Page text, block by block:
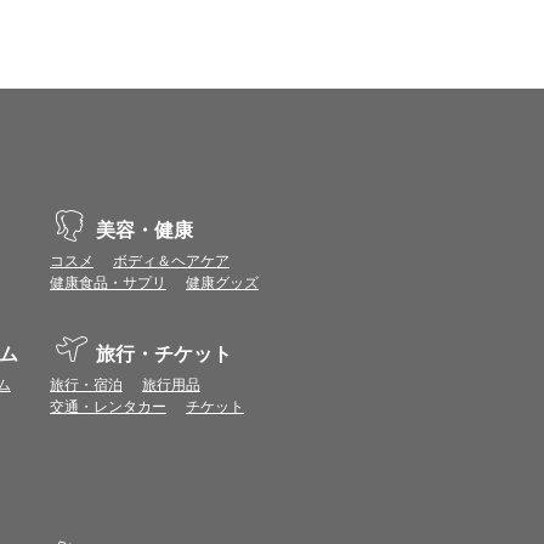
トまたは表示ポイント数をプレミアムポイ
があります。ポイント付与時期はショップご
ましては表示ポイント数と付与ポイント数
トは付きません。
ならない場合があります。
。
から再度ショップへアクセスしてください。
る場合があります。各ショップからご注文後
美容・健康
コスメ
ボディ＆ヘアケア
健康食品・サプリ
健康グッズ
旅行・チケット
旅行・宿泊
旅行用品
交通・レンタカー
チケット